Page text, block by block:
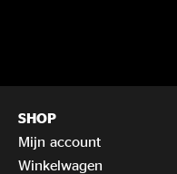
SHOP
Mijn account
Winkelwagen